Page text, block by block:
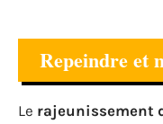
Repeindre et
Le rajeunissement